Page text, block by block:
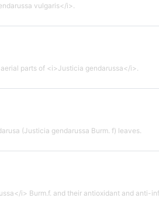
vulgaris</i>.
parts of <i>Justicia gendarussa</i>.
(Justicia gendarussa Burm. f) leaves.
i> Burm.f. and their antioxidant and anti-